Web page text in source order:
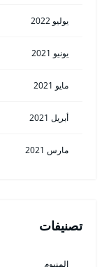
يوليو 2022
يونيو 2021
مايو 2021
أبريل 2021
مارس 2021
تصنيفات
المنيوم